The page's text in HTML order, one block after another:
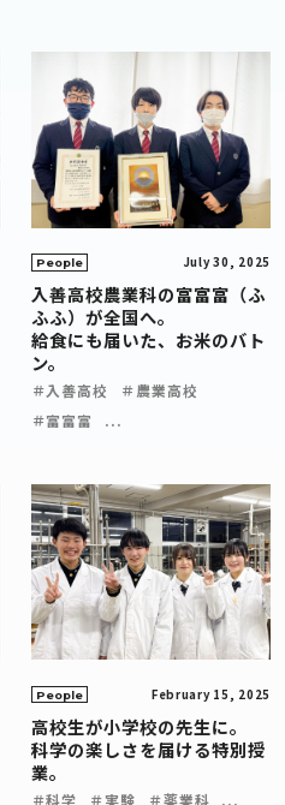
People July 30, 2025
入善高校農業科の富富富（ふ
ふふ）が全国へ。
給食にも届いた、お米のバト
ン。
＃入善高校
＃農業高校
＃富富富
...
People February 15, 2025
高校生が小学校の先生に。
科学の楽しさを届ける特別授
業。
＃科学 ＃実験 ＃薬業科 ...